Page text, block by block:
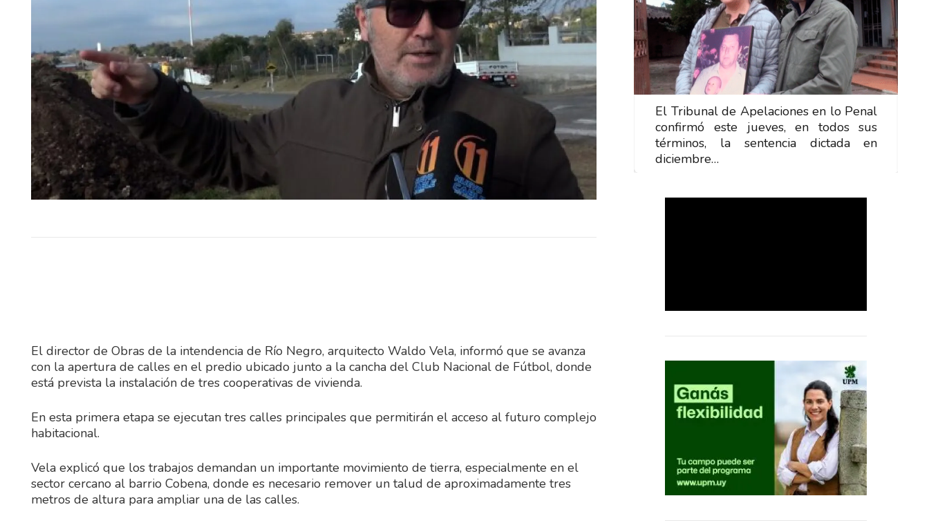
El director de Obras de la intendencia de Río Negro, arquitecto Waldo Vela, informó que se avanza
con la apertura de calles en el predio ubicado junto a la cancha del Club Nacional de Fútbol, donde
está prevista la instalación de tres cooperativas de vivienda.
En esta primera etapa se ejecutan tres calles principales que permitirán el acceso al futuro complejo
habitacional.
Vela explicó que los trabajos demandan un importante movimiento de tierra, especialmente en el
sector cercano al barrio Cobena, donde es necesario remover un talud de aproximadamente tres
metros de altura para ampliar una de las calles.
El Tribunal de Apelaciones en lo Penal
confirmó este jueves, en todos sus
términos, la sentencia dictada en
diciembre…
El Tribunal de Apelaciones en lo Penal
confirmó este jueves, en todos sus
términos, la sentencia dictada en
diciembre…
El Tribunal de Apelaciones en lo Penal
confirmó este jueves, en todos sus
términos, la sentencia dictada en
diciembre…